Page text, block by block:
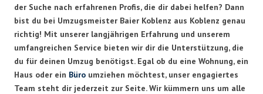
der Suche nach erfahrenen Profis, die dir dabei helfen? Dann
bist du bei Umzugsmeister Baier Koblenz aus Koblenz genau
richtig! Mit unserer langjährigen Erfahrung und unserem
umfangreichen Service bieten wir dir die Unterstützung, die
du für deinen Umzug benötigst. Egal ob du eine Wohnung, ein
Haus oder ein Büro umziehen möchtest, unser engagiertes
Team steht dir jederzeit zur Seite. Wir kümmern uns um alle